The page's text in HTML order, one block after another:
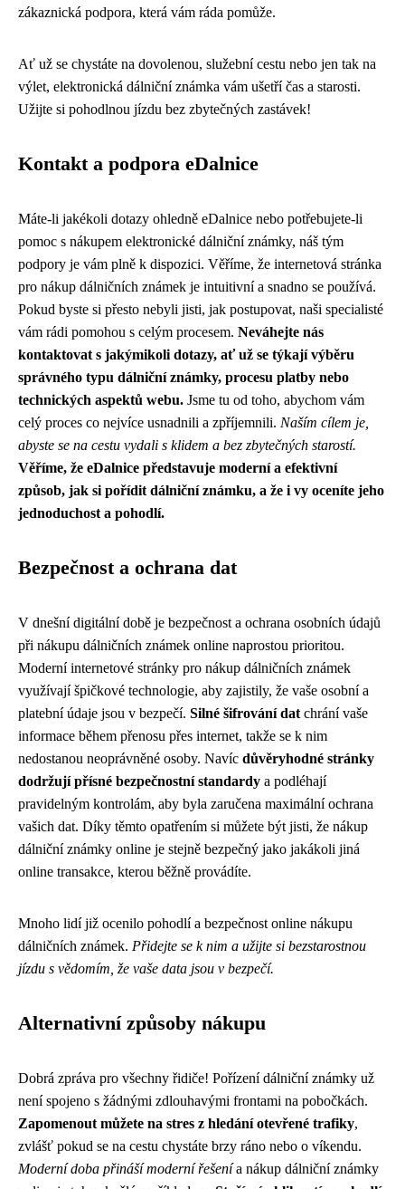
zákaznická podpora, která vám ráda pomůže.
Ať už se chystáte na dovolenou, služební cestu nebo jen tak na
výlet, elektronická dálniční známka vám ušetří čas a starosti.
Užijte si pohodlnou jízdu bez zbytečných zastávek!
Kontakt a podpora eDalnice
Máte-li jakékoli dotazy ohledně eDalnice nebo potřebujete-li
pomoc s nákupem elektronické dálniční známky, náš tým
podpory je vám plně k dispozici. Věříme, že internetová stránka
pro nákup dálničních známek je intuitivní a snadno se používá.
Pokud byste si přesto nebyli jisti, jak postupovat, naši specialisté
vám rádi pomohou s celým procesem. Neváhejte nás
kontaktovat s jakýmikoli dotazy, ať už se týkají výběru
správného typu dálniční známky, procesu platby nebo
technických aspektů webu. Jsme tu od toho, abychom vám
celý proces co nejvíce usnadnili a zpříjemnili. Naším cílem je,
abyste se na cestu vydali s klidem a bez zbytečných starostí.
Věříme, že eDalnice představuje moderní a efektivní
způsob, jak si pořídit dálniční známku, a že i vy oceníte jeho
jednoduchost a pohodlí.
Bezpečnost a ochrana dat
V dnešní digitální době je bezpečnost a ochrana osobních údajů
při nákupu dálničních známek online naprostou prioritou.
Moderní internetové stránky pro nákup dálničních známek
využívají špičkové technologie, aby zajistily, že vaše osobní a
platební údaje jsou v bezpečí. Silné šifrování dat chrání vaše
informace během přenosu přes internet, takže se k nim
nedostanou neoprávněné osoby. Navíc důvěryhodné stránky
dodržují přísné bezpečnostní standardy a podléhají
pravidelným kontrolám, aby byla zaručena maximální ochrana
vašich dat. Díky těmto opatřením si můžete být jisti, že nákup
dálniční známky online je stejně bezpečný jako jakákoli jiná
online transakce, kterou běžně provádíte.
Mnoho lidí již ocenilo pohodlí a bezpečnost online nákupu
dálničních známek. Přidejte se k nim a užijte si bezstarostnou
jízdu s vědomím, že vaše data jsou v bezpečí.
Alternativní způsoby nákupu
Dobrá zpráva pro všechny řidiče! Pořízení dálniční známky už
není spojeno s žádnými zdlouhavými frontami na pobočkách.
Zapomenout můžete na stres z hledání otevřené trafiky,
zvlášť pokud se na cestu chystáte brzy ráno nebo o víkendu.
Moderní doba přináší moderní řešenía nákup dálniční známky